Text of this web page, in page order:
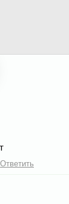
Ответить